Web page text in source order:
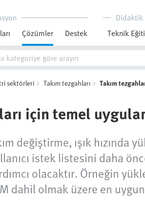
Çözümler Destek
Didaktik
Teknik
sektörleri Takım tezgahları Takım
için temel
değiştirme, ışık
istek listesini daha
olacaktır. Örneğin
dahil olmak üzere en